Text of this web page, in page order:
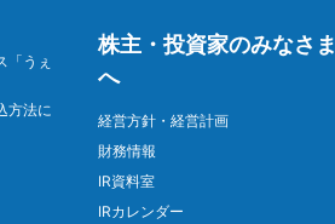
「うぇ
方法に
株主・投資家のみなさま
へ
経営方針・経営計画
財務情報
IR資料室
IRカレンダー